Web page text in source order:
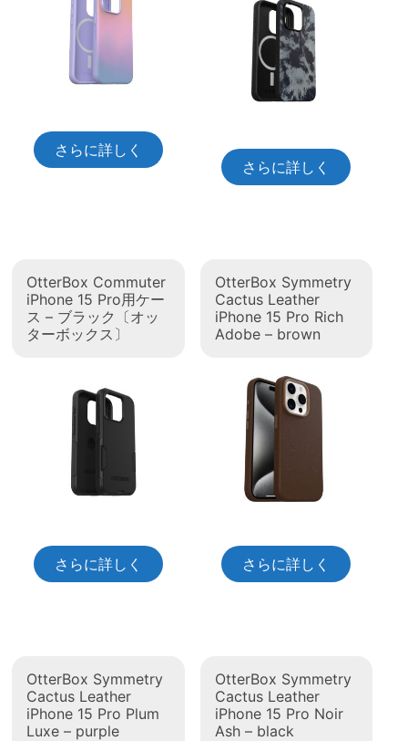
さらに詳しく
さらに詳しく
OtterBox Commuter
iPhone 15 Pro用ケー
ス – ブラック〔オッ
ターボックス〕
さらに詳しく
OtterBox Symmetry
Cactus Leather
iPhone 15 Pro Rich
Adobe – brown
さらに詳しく
OtterBox Symmetry
Cactus Leather
iPhone 15 Pro Plum
Luxe – purple
OtterBox Symmetry
Cactus Leather
iPhone 15 Pro Noir
Ash – black